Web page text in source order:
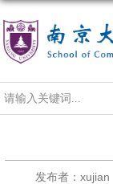
发布者：xujian